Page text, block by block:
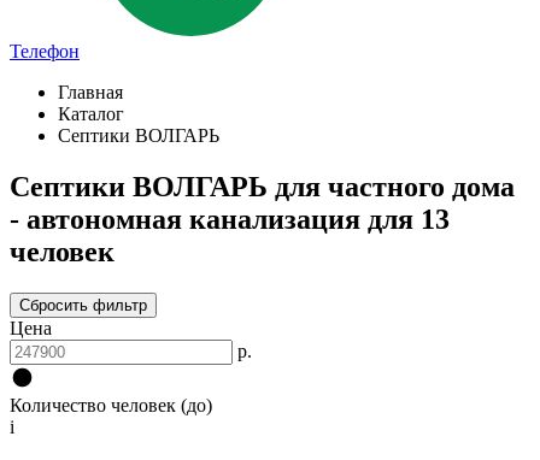
Телефон
Главная
Каталог
Септики ВОЛГАРЬ
Септики ВОЛГАРЬ для частного дома
- автономная канализация для 13
человек
Сбросить фильтр
Цена
р.
Количество человек (до)
i